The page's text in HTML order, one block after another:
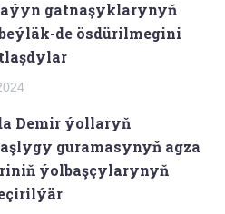
gatnaşyklarynyň
de ösdürilmegini
Demir ýollaryň
guramasynyň agza
ýolbaşçylarynyň